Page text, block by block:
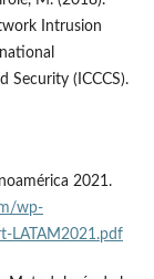
Intrusion
Security (ICCCS).
2021.
wp-
LATAM2021.pdf